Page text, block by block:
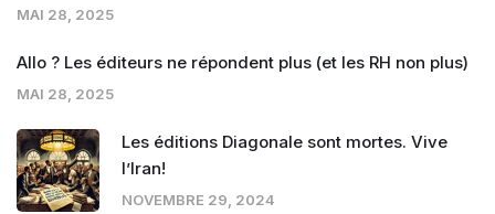
MAI 28, 2025
Allo ? Les éditeurs ne répondent plus (et les RH non plus)
MAI 28, 2025
Les éditions Diagonale sont mortes. Vive
l’Iran!
NOVEMBRE 29, 2024